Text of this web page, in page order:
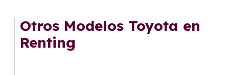
Otros Modelos Toyota en
Renting